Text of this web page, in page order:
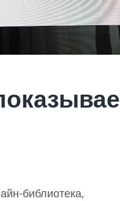
библиотека,